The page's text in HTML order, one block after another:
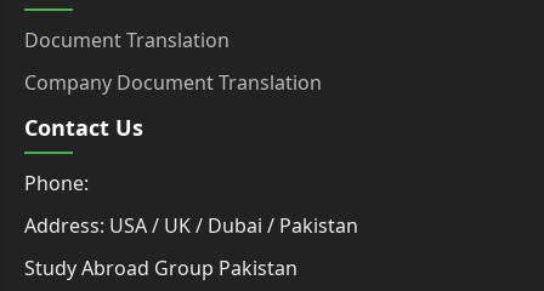
Document Translation
Company Document Translation
Contact Us
Phone:
Address: USA / UK / Dubai / Pakistan
Study Abroad Group Pakistan